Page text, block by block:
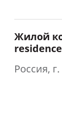
Жилой
residence
Россия,